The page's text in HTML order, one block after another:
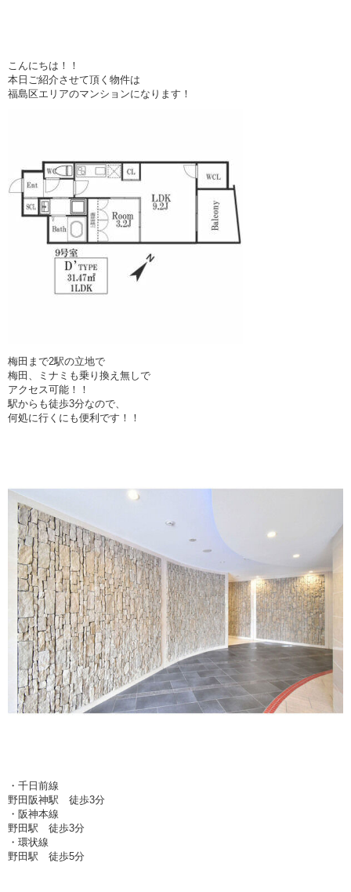
こんにちは！！
本日ご紹介させて頂く物件は
福島区エリアのマンションになります！
梅田まで2駅の立地で
梅田、ミナミも乗り換え無しで
アクセス可能！！
駅からも徒歩3分なので、
何処に行くにも便利です！！
・千日前線
野田阪神駅 徒歩3分
・阪神本線
野田駅 徒歩3分
・環状線
野田駅 徒歩5分